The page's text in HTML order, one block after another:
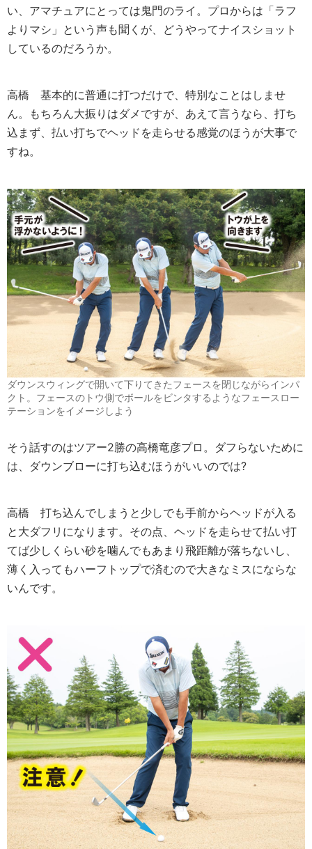
い、アマチュアにとっては鬼門のライ。プロからは「ラフ
よりマシ」という声も聞くが、どうやってナイスショット
しているのだろうか。
高橋 基本的に普通に打つだけで、特別なことはしませ
ん。もちろん大振りはダメですが、あえて言うなら、打ち
込まず、払い打ちでヘッドを走らせる感覚のほうが大事で
すね。
ダウンスウィングで開いて下りてきたフェースを閉じながらインパ
クト。フェースのトウ側でボールをビンタするようなフェースロー
テーションをイメージしよう
そう話すのはツアー2勝の高橋竜彦プロ。ダフらないために
は、ダウンブローに打ち込むほうがいいのでは?
高橋 打ち込んでしまうと少しでも手前からヘッドが入る
と大ダフリになります。その点、ヘッドを走らせて払い打
てば少しくらい砂を噛んでもあまり飛距離が落ちないし、
薄く入ってもハーフトップで済むので大きなミスにならな
いんです。